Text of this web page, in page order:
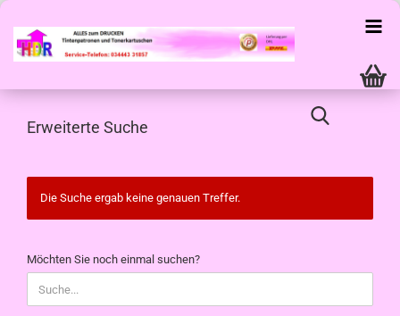
Erweiterte Suche
Die Suche ergab keine genauen Treffer.
MÖCHTEN
SIE
NOCH
EINMAL
Möchten Sie noch einmal suchen?